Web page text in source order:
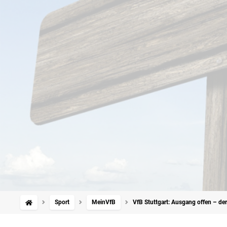
Sport MeinVfB VfB Stuttgart: Ausgang offen –